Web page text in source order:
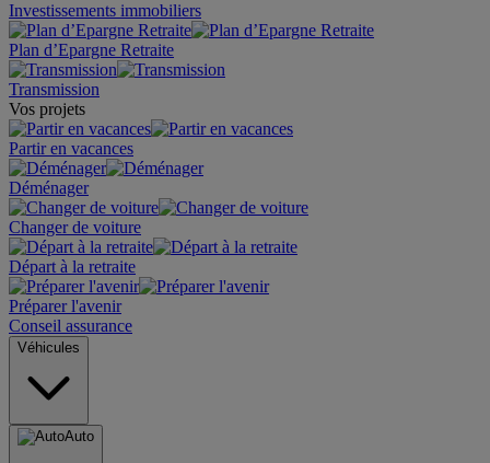
Investissements immobiliers
Plan d’Epargne Retraite
Transmission
Vos projets
Partir en vacances
Déménager
Changer de voiture
Départ à la retraite
Préparer l'avenir
Conseil assurance
Véhicules
Auto